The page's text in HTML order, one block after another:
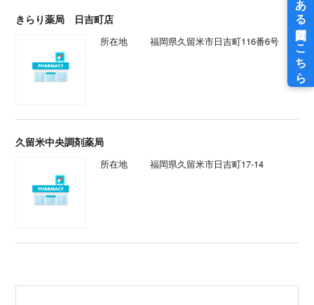
きらり薬局 日吉町店
所在地 福岡県久留米市日吉町116番6号
久留米中央調剤薬局
所在地 福岡県久留米市日吉町17-14